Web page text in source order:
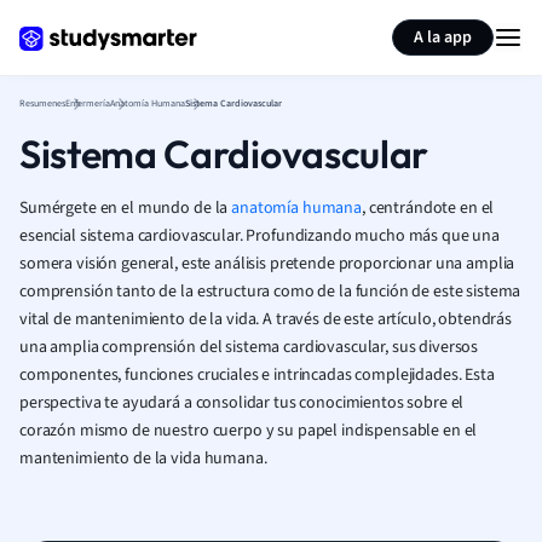
A la app
ResumenesEnfermeríaAnatomía HumanaSistema Cardiovascular
Sistema Cardiovascular
Sumérgete en el mundo de laanatomía humana, centrándote en el
esencial sistema cardiovascular. Profundizando mucho más que una
somera visión general, este análisis pretende proporcionar una amplia
comprensión tanto de la estructura como de la función de este sistema
vital de mantenimiento de la vida. A través de este artículo, obtendrás
una amplia comprensión del sistema cardiovascular, sus diversos
componentes, funciones cruciales e intrincadas complejidades. Esta
perspectiva te ayudará a consolidar tus conocimientos sobre el
corazón mismo de nuestro cuerpo y su papel indispensable en el
mantenimiento de la vida humana.
Resumir página